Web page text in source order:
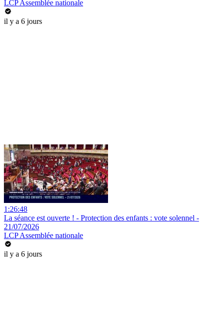
LCP Assemblée nationale
il y a 6 jours
1:26:48
La séance est ouverte ! - Protection des enfants : vote solennel -
21/07/2026
LCP Assemblée nationale
il y a 6 jours